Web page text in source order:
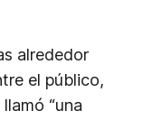
alrededor
el público,
“una